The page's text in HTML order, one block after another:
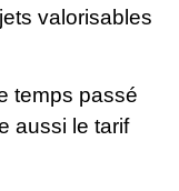
valorisables
temps passé
aussi le tarif